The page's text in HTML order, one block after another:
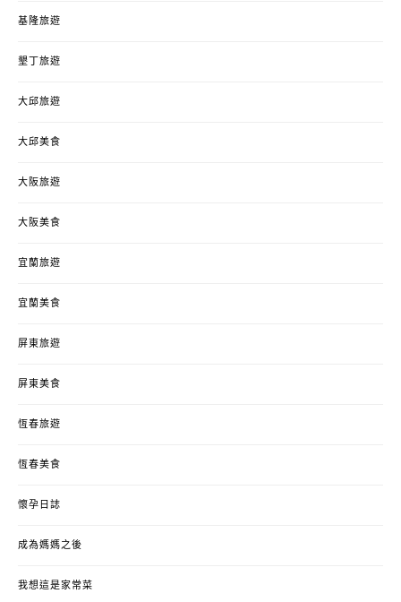
基隆旅遊
墾丁旅遊
大邱旅遊
大邱美食
大阪旅遊
大阪美食
宜蘭旅遊
宜蘭美食
屏東旅遊
屏東美食
恆春旅遊
恆春美食
懷孕日誌
成為媽媽之後
我想這是家常菜